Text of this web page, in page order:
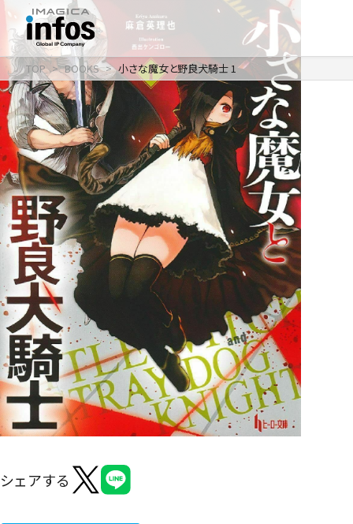
IP / MEDIA
事業紹介 TOP
出版事業
ライトアニメ事業
メディア事業
イベント事業／
配信事業
アパレル事業
COMPANY
会社情報 TOP
企業理念
会社概要
アクセス
沿革
RECRUIT
採用情報 TOP
新卒採用
中途・
アルバイト採用
よくあるご質問
ONLINE SHOP
TOP BOOKS 小さな魔女と野良犬騎士 1
シェアする